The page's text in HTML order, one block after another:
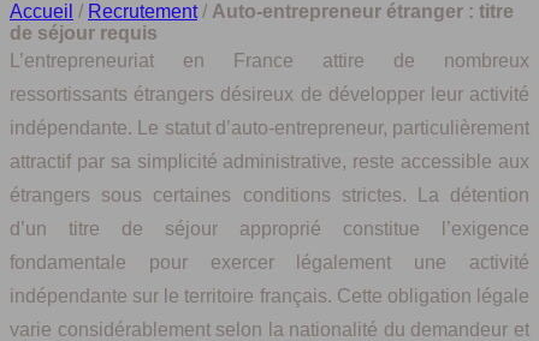
Accueil / Recrutement/ Auto-entrepreneur étranger : titre
de séjour requis
L’entrepreneuriat en France attire de nombreux
ressortissants étrangers désireux de développer leur activité
indépendante. Le statut d’auto-entrepreneur, particulièrement
attractif par sa simplicité administrative, reste accessible aux
étrangers sous certaines conditions strictes. La détention
d’un titre de séjour approprié constitue l’exigence
fondamentale pour exercer légalement une activité
indépendante sur le territoire français. Cette obligation légale
varie considérablement selon la nationalité du demandeur et